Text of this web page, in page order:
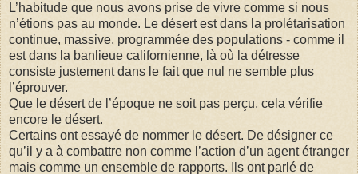
L’habitude que nous avons prise de vivre comme si nous
n’étions pas au monde. Le désert est dans la prolétarisation
continue, massive, programmée des populations - comme il
est dans la banlieue californienne, là où la détresse
consiste justement dans le fait que nul ne semble plus
l’éprouver.
Que le désert de l’époque ne soit pas perçu, cela vérifie
encore le désert.
Certains ont essayé de nommer le désert. De désigner ce
qu’il y a à combattre non comme l’action d’un agent étranger
mais comme un ensemble de rapports. Ils ont parlé de